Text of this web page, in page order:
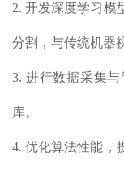
2. 开发深度学习模
分割，与传统机器
3. 进行数据采集
库。
4. 优化算法性能，